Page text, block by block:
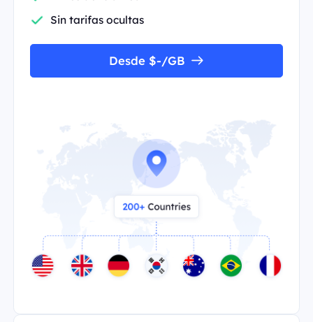
Sin tarifas ocultas
Desde $-/GB